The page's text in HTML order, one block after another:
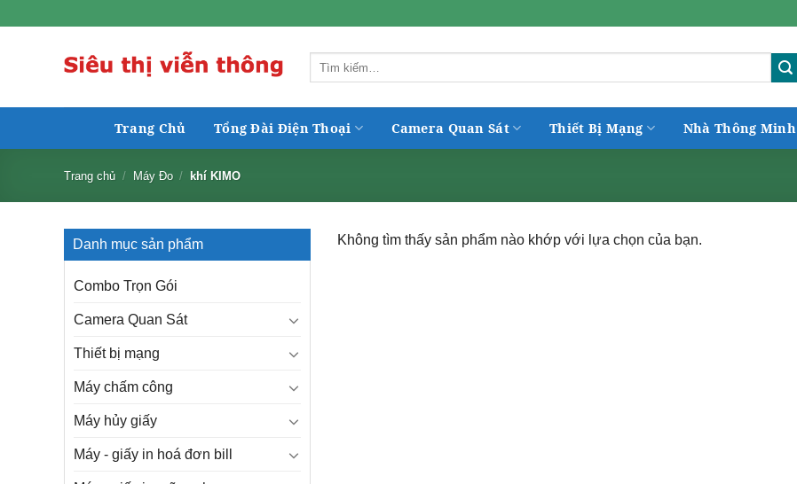
Trang Chủ Tổng Đài Điện Thoại Camera Quan Sát Thiết Bị Mạng Nhà Thông Minh
Trang chủ / Máy Đo / khí KIMO
Danh mục sản phẩm
Combo Trọn Gói
Camera Quan Sát
Thiết bị mạng
Máy chấm công
Máy hủy giấy
Máy - giấy in hoá đơn bill
Không tìm thấy sản phẩm nào khớp với lựa chọn của bạn.